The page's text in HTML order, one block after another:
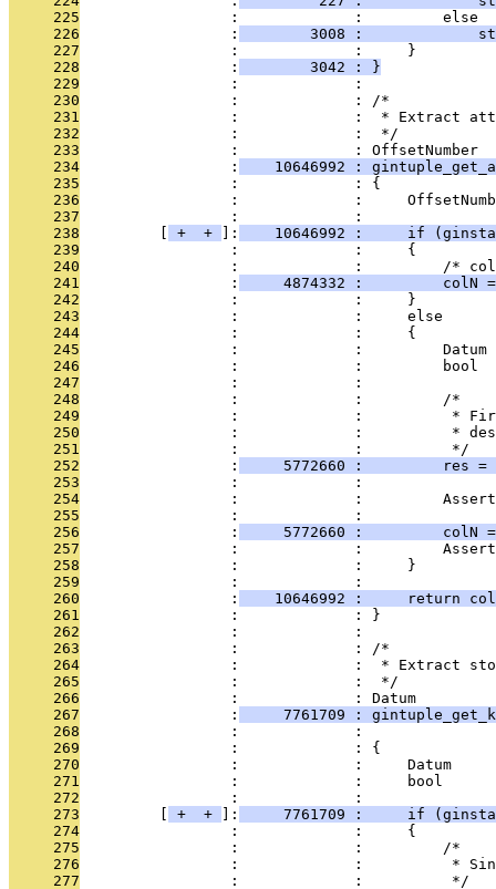
     225
                 :             :         else
     226
                 :
3008 :
     227
                 :             :     }
     228
                 :
        3042 : }
     229
                 :             :
     230
                 :             : /*
     231
:             :  * Extract
     232
                 :             :  */
     233
                 :             : OffsetNumber
     234
                 :
10646992 :
     235
                 :             : {
     236
:             :
     237
                 :             :
     238
+ + ]:
10646992 :     if
     239
                 :             :     {
     240
:             :         /*
     241
                 :
4874332 :         colN
     242
                 :             :     }
     243
                 :             :     else
     244
                 :             :     {
     245
:             :         Datum
     246
:             :         bool
     247
                 :             :
     248
                 :             :         /*
     249
:             :          *
     250
:             :          *
     251
                 :             :          */
     252
                 :
5772660 :         res =
     253
:             :
     254
:             :
     255
                 :             :
     256
                 :
5772660 :         colN
     257
:             :
     258
                 :             :     }
     259
                 :             :
     260
                 :
10646992 :     return
     261
                 :             : }
     262
                 :             :
     263
                 :             : /*
     264
:             :  * Extract
     265
                 :             :  */
     266
                 :             : Datum
     267
                 :
7761709 :
     268
:             :
     269
                 :             : {
     270
:             :     Datum
     271
:             :     bool
     272
                 :             :
     273
+ + ]:
7761709 :     if
     274
                 :             :     {
     275
                 :             :         /*
     276
:             :          *
     277
                 :             :          */